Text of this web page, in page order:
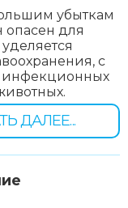
убыткам
опасен для
с
инфекционных
ДАЛЕЕ...